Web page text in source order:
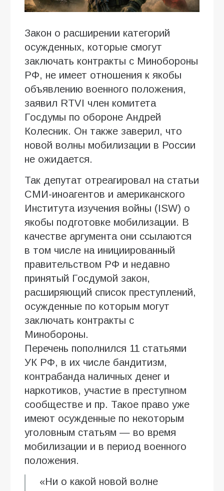
Закон о расширении категорий
осужденных, которые смогут
заключать контракты с Минобороны
РФ, не имеет отношения к якобы
объявлению военного положения,
заявил RTVI член комитета
Госдумы по обороне Андрей
Колесник. Он также заверил, что
новой волны мобилизации в России
не ожидается.
Так депутат отреагировал на статьи
СМИ-иноагентов и американского
Института изучения войны (ISW) о
якобы подготовке мобилизации. В
качестве аргумента они ссылаются
в том числе на инициированный
правительством РФ и недавно
принятый Госдумой закон,
расширяющий список преступлений,
осужденные по которым могут
заключать контракты с
Минобороны.
Перечень пополнился 11 статьями
УК РФ, в их числе бандитизм,
контрабанда наличных денег и
наркотиков, участие в преступном
сообществе и пр. Такое право уже
имеют осужденные по некоторым
уголовным статьям — во время
мобилизации и в период военного
положения.
«Ни о какой новой волне